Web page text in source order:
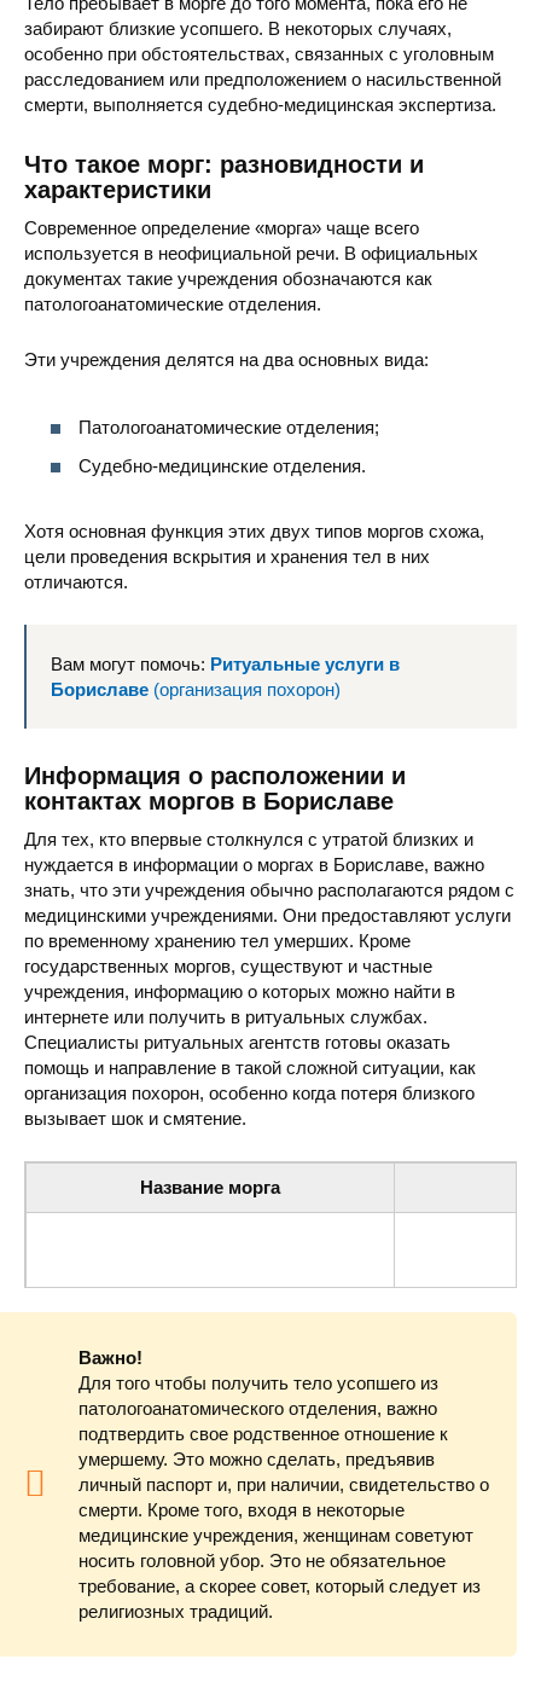
забирают близкие усопшего. В некоторых случаях,
особенно при обстоятельствах, связанных с уголовным
расследованием или предположением о насильственной
смерти, выполняется судебно-медицинская экспертиза.
Что такое морг: разновидности и
характеристики
Современное определение «морга» чаще всего
используется в неофициальной речи. В официальных
документах такие учреждения обозначаются как
патологоанатомические отделения.
Эти учреждения делятся на два основных вида:
Патологоанатомические отделения;
Судебно-медицинские отделения.
Хотя основная функция этих двух типов моргов схожа,
цели проведения вскрытия и хранения тел в них
отличаются.
Вам могут помочь: Ритуальные услуги в
Бориславе (организация похорон)
Информация о расположении и
контактах моргов в Бориславе
Для тех, кто впервые столкнулся с утратой близких и
нуждается в информации о моргах в Бориславе, важно
знать, что эти учреждения обычно располагаются рядом с
медицинскими учреждениями. Они предоставляют услуги
по временному хранению тел умерших. Кроме
государственных моргов, существуют и частные
учреждения, информацию о которых можно найти в
интернете или получить в ритуальных службах.
Специалисты ритуальных агентств готовы оказать
помощь и направление в такой сложной ситуации, как
организация похорон, особенно когда потеря близкого
вызывает шок и смятение.
Название морга
Центральная городская больница (морг) ул. Кулиша
Важно!
Для того чтобы получить тело усопшего из
патологоанатомического отделения, важно
подтвердить свое родственное отношение к
умершему. Это можно сделать, предъявив
личный паспорт и, при наличии, свидетельство о
смерти. Кроме того, входя в некоторые
медицинские учреждения, женщинам советуют
носить головной убор. Это не обязательное
требование, а скорее совет, который следует из
религиозных традиций.